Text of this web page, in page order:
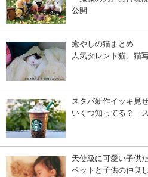
公開
癒やしの猫まとめ
人気タレント猫、猫
スタバ新作イッキ見せ
いくつ知ってる？
天使級に可愛い子供
ペットと子供の仲良